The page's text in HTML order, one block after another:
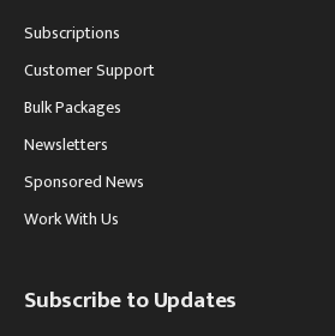
Subscriptions
Customer Support
Bulk Packages
Newsletters
Sponsored News
Work With Us
Subscribe to Updates